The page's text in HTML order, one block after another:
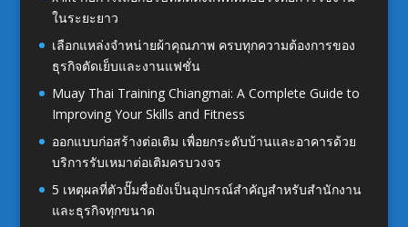
ในระยะยาว
เลือกแหล่งจำหน่ายผ้าคุณภาพ ครบทุกความต้องการของ
ธุรกิจตัดเย็บและงานแฟชั่น
Muay Thai Training Chiangmai: A Complete Guide to
Improving Your Skills and Fitness
ออกแบบก่อสร้างต่อเติม เพื่อยกระดับบ้านและอาคารด้วย
บริการรับเหมาต่อเติมครบวงจร
5 เหตุผลที่ตัวปั๊มชื่อยังเป็นอุปกรณ์สำคัญสำหรับสำนักงาน
และธุรกิจทุกขนาด